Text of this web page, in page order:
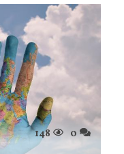
148 0